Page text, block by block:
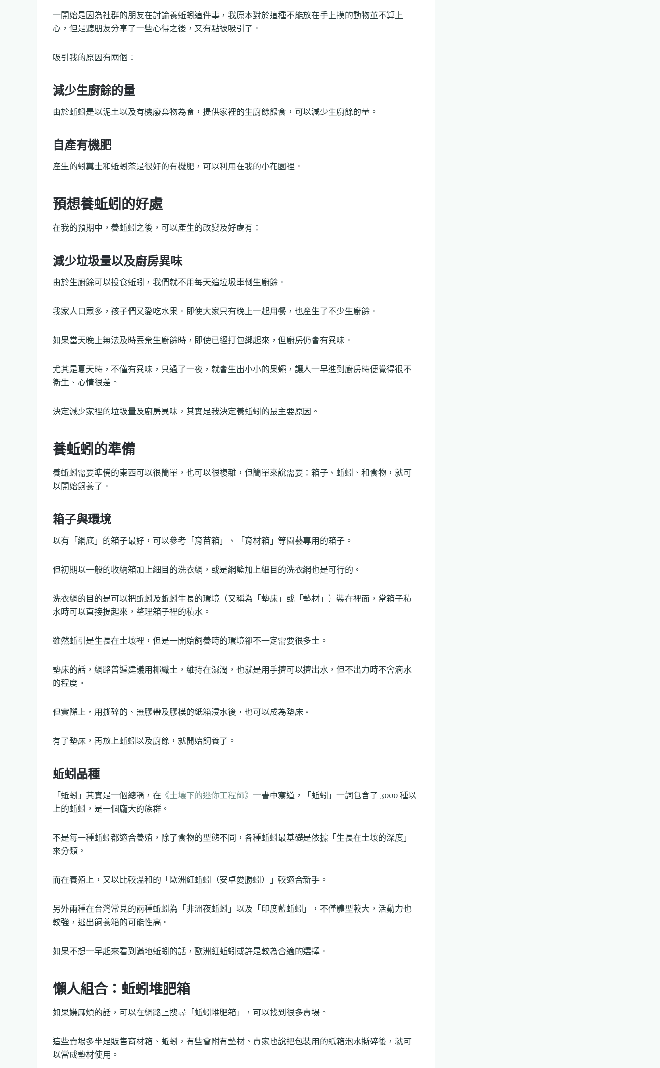
一開始是因為社群的朋友在討論養蚯蚓這件事，我原本對於這種不能放在手上摸的動物並不算上
心，但是聽朋友分享了一些心得之後，又有點被吸引了。
吸引我的原因有兩個：
減少生廚餘的量
由於蚯蚓是以泥土以及有機廢棄物為食，提供家裡的生廚餘餵食，可以減少生廚餘的量。
自產有機肥
產生的蚓糞土和蚯蚓茶是很好的有機肥，可以利用在我的小花園裡。
預想養蚯蚓的好處
在我的預期中，養蚯蚓之後，可以產生的改變及好處有：
減少垃圾量以及廚房異味
由於生廚餘可以投食蚯蚓，我們就不用每天追垃圾車倒生廚餘。
我家人口眾多，孩子們又愛吃水果。即使大家只有晚上一起用餐，也產生了不少生廚餘。
如果當天晚上無法及時丟棄生廚餘時，即使已經打包綁起來，但廚房仍會有異味。
尤其是夏天時，不僅有異味，只過了一夜，就會生出小小的果蠅，讓人一早進到廚房時便覺得很不
衛生、心情很差。
決定減少家裡的垃圾量及廚房異味，其實是我決定養蚯蚓的最主要原因。
養蚯蚓的準備
養蚯蚓需要準備的東西可以很簡單，也可以很複雜，但簡單來說需要：箱子、蚯蚓、和食物，就可
以開始飼養了。
箱子與環境
以有「網底」的箱子最好，可以參考「育苗箱」、「育材箱」等園藝專用的箱子。
但初期以一般的收納箱加上細目的洗衣網，或是網籃加上細目的洗衣網也是可行的。
洗衣網的目的是可以把蚯蚓及蚯蚓生長的環境（又稱為「墊床」或「墊材」）裝在裡面，當箱子積
水時可以直接提起來，整理箱子裡的積水。
雖然蚯引是生長在土壤裡，但是一開始飼養時的環境卻不一定需要很多土。
墊床的話，網路普遍建議用椰纖土，維持在濕潤，也就是用手擠可以擠出水，但不出力時不會滴水
的程度。
但實際上，用撕碎的、無膠帶及膠模的紙箱浸水後，也可以成為墊床。
有了墊床，再放上蚯蚓以及廚餘，就開始飼養了。
蚯蚓品種
「蚯蚓」其實是一個總稱，在 《土壤下的迷你工程師》 一書中寫道，「蚯蚓」一詞包含了 3000 種以
上的蚯蚓，是一個龐大的族群。
不是每一種蚯蚓都適合養殖，除了食物的型態不同，各種蚯蚓最基礎是依據「生長在土壤的深度」
來分類。
而在養殖上，又以比較溫和的「歐洲紅蚯蚓（安卓愛勝蚓）」較適合新手。
另外兩種在台灣常見的兩種蚯蚓為「非洲夜蚯蚓」以及「印度藍蚯蚓」，不僅體型較大，活動力也
較強，逃出飼養箱的可能性高。
如果不想一早起來看到滿地蚯蚓的話，歐洲紅蚯蚓或許是較為合適的選擇。
懶人組合：蚯蚓堆肥箱
如果嫌麻煩的話，可以在網路上搜尋「蚯蚓堆肥箱」，可以找到很多賣場。
這些賣場多半是販售育材箱、蚯蚓，有些會附有墊材。賣家也說把包裝用的紙箱泡水撕碎後，就可
以當成墊材使用。